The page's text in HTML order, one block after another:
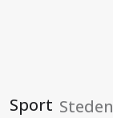
Sport Steden